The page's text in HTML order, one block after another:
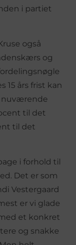
i partiet
også
og
15 års frist kan
nuværende
til det
til det
i forhold til
Det er som
Vestergaard
er vi glade
et konkret
og snakke